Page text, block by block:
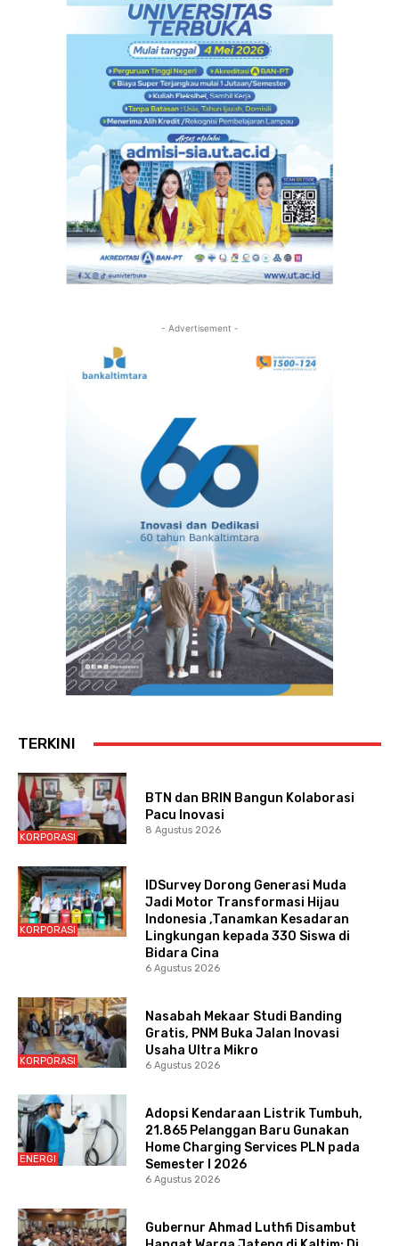
- Advertisement -
TERKINI
KORPORASI
BTN dan BRIN Bangun Kolaborasi
Pacu Inovasi
8 Agustus 2026
KORPORASI
IDSurvey Dorong Generasi Muda
Jadi Motor Transformasi Hijau
Indonesia ,Tanamkan Kesadaran
Lingkungan kepada 330 Siswa di
Bidara Cina
6 Agustus 2026
KORPORASI
Nasabah Mekaar Studi Banding
Gratis, PNM Buka Jalan Inovasi
Usaha Ultra Mikro
6 Agustus 2026
ENERGI
Adopsi Kendaraan Listrik Tumbuh,
21.865 Pelanggan Baru Gunakan
Home Charging Services PLN pada
Semester I 2026
6 Agustus 2026
Gubernur Ahmad Luthfi Disambut